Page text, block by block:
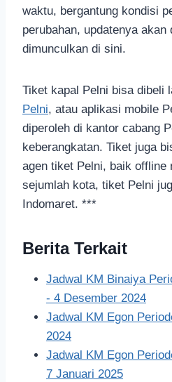
waktu, bergantung kondisi
perubahan, updatenya akan
dimunculkan di sini.
Tiket kapal Pelni bisa dibeli
Pelni, atau aplikasi mobile
diperoleh di kantor cabang
keberangkatan. Tiket juga
agen tiket Pelni, baik offline
sejumlah kota, tiket Pelni
Indomaret. ***
Berita Terkait
Jadwal KM Binaiya
- 4 Desember 2024
Jadwal KM Egon
2024
Jadwal KM Egon
7 Januari 2025